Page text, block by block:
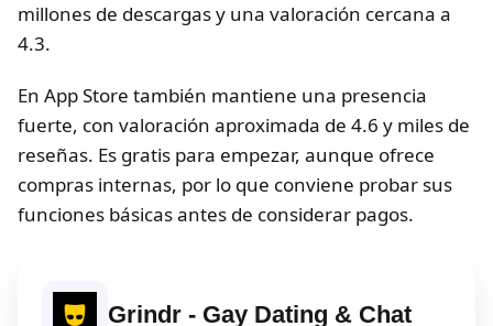
millones de descargas y una valoración cercana a
4.3.
En App Store también mantiene una presencia
fuerte, con valoración aproximada de 4.6 y miles de
reseñas. Es gratis para empezar, aunque ofrece
compras internas, por lo que conviene probar sus
funciones básicas antes de considerar pagos.
Grindr - Gay Dating & Chat